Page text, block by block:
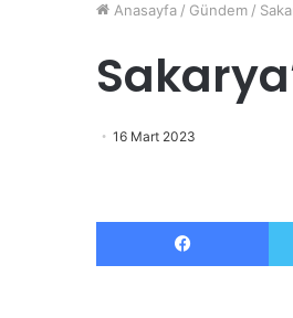
Anasayfa / Gündem /
16 Mart 2023